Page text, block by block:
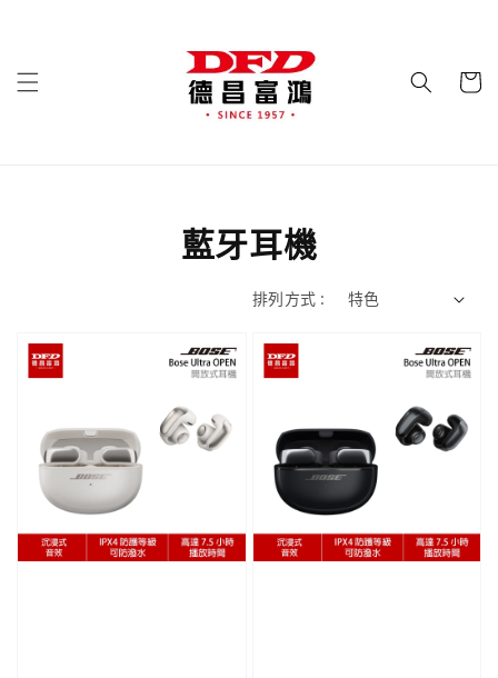
藍牙耳機
排列方式 :